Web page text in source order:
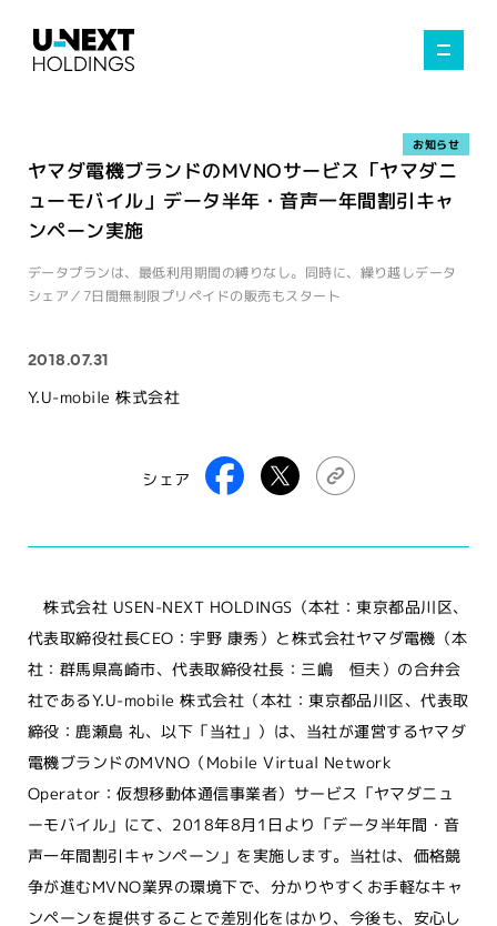
ヤマダ電機ブランドのMVNOサービス「ヤマダニ
ューモバイル」データ半年・音声一年間割引キャ
ンペーン実施
データプランは、最低利用期間の縛りなし。同時に、繰り越しデータ
シェア／7日間無制限プリペイドの販売もスタート
お知らせ
2018.07.31
Y.U-mobile 株式会社
シェア
株式会社 USEN-NEXT HOLDINGS（本社：東京都品川区、
代表取締役社長CEO：宇野 康秀）と株式会社ヤマダ電機（本
社：群馬県高崎市、代表取締役社長：三嶋 恒夫）の合弁会
社であるY.U-mobile 株式会社（本社：東京都品川区、代表取
締役：鹿瀬島 礼、以下「当社」）は、当社が運営するヤマダ
電機ブランドのMVNO（Mobile Virtual Network
Operator：仮想移動体通信事業者）サービス「ヤマダニュ
ーモバイル」にて、2018年8月1日より「データ半年間・音
声一年間割引キャンペーン」を実施します。当社は、価格競
争が進むMVNO業界の環境下で、分かりやすくお手軽なキャ
ンペーンを提供することで差別化をはかり、今後も、安心し